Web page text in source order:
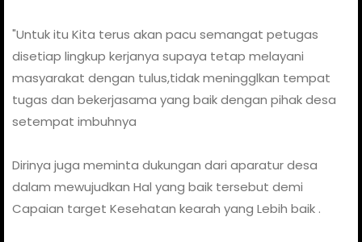
"Untuk itu Kita terus akan pacu semangat petugas
disetiap lingkup kerjanya supaya tetap melayani
masyarakat dengan tulus,tidak meningglkan tempat
tugas dan bekerjasama yang baik dengan pihak desa
setempat imbuhnya
Dirinya juga meminta dukungan dari aparatur desa
dalam mewujudkan Hal yang baik tersebut demi
Capaian target Kesehatan kearah yang Lebih baik .